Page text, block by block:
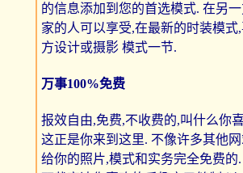
的信息添加到您的首选模式. 在另
家的人可以享受,在最新的时装模式
方设计或摄影 模式一节.
万事100%免费
报效自由,免费,不收费的,叫什么你
这正是你来到这里. 不像许多其他
给你的照片,模式和实务完全免费的